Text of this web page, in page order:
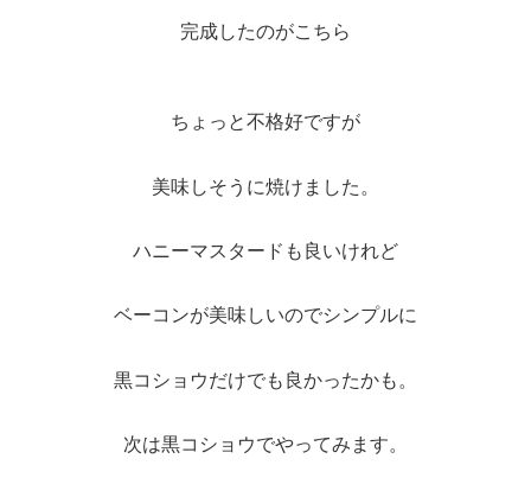
完成したのがこちら
ちょっと不格好ですが
美味しそうに焼けました。
ハニーマスタードも良いけれど
ベーコンが美味しいのでシンプルに
黒コショウだけでも良かったかも。
次は黒コショウでやってみます。